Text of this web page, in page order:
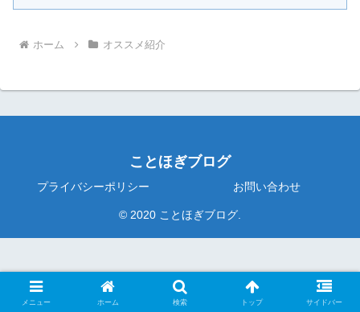
ホーム オススメ紹介
ことほぎブログ
プライバシーポリシー お問い合わせ
© 2020 ことほぎブログ.
メニュー ホーム 検索 トップ サイドバー